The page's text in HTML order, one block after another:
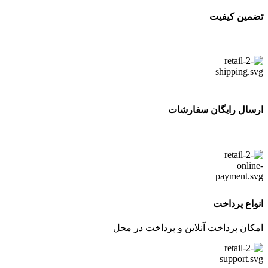
تضمین کیفیت
ارسال رایگان سفارشات
انواع پرداخت
امکان پرداخت آنلاین و پرداخت در محل